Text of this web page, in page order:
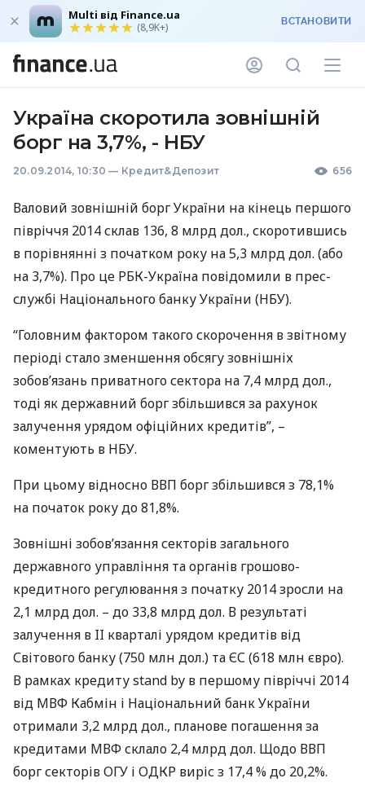
Multi від Finance.ua
(8,9K+) ВСТАНОВИТИ
Україна скоротила зовнішній
борг на 3,7%, - НБУ
20.09.2014, 10:30 — Кредит&Депозит 656
Валовий зовнішній борг України на кінець першого
півріччя 2014 склав 136, 8 млрд дол., скоротившись
в порівнянні з початком року на 5,3 млрд дол. (або
на 3,7%). Про це РБК-Україна повідомили в прес-
службі Національного банку України (НБУ).
“Головним фактором такого скорочення в звітному
періоді стало зменшення обсягу зовнішніх
зобов’язань приватного сектора на 7,4 млрд дол.,
тоді як державний борг збільшився за рахунок
залучення урядом офіційних кредитів”, –
коментують в НБУ.
При цьому відносно ВВП борг збільшився з 78,1%
на початок року до 81,8%.
Зовнішні зобов’язання секторів загального
державного управління та органів грошово-
кредитного регулювання з початку 2014 зросли на
2,1 млрд дол. – до 33,8 млрд дол. В результаті
залучення в II кварталі урядом кредитів від
Світового банку (750 млн дол.) та ЄС (618 млн євро).
В рамках кредиту stand by в першому півріччі 2014
від МВФ Кабмін і Національний банк України
отримали 3,2 млрд дол., планове погашення за
кредитами МВФсклало 2,4 млрд дол. Щодо ВВП
борг секторівОГУ і ОДКР виріс з 17,4 % до 20,2%.